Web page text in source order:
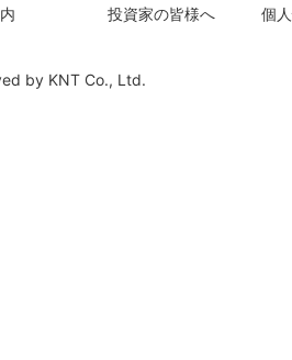
投資家の皆様へ 個
by KNT Co., Ltd.